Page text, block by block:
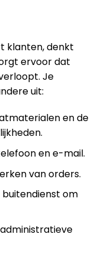
klanten, denkt
ervoor dat
Je
uit:
en de
en e-mail.
van orders.
om